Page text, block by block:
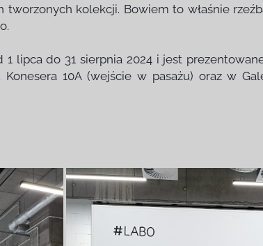
tworzonych kolekcji. Bowiem to właśnie
lipca do 31 sierpnia 2024 i jest
10A (wejście w pasażu) oraz w